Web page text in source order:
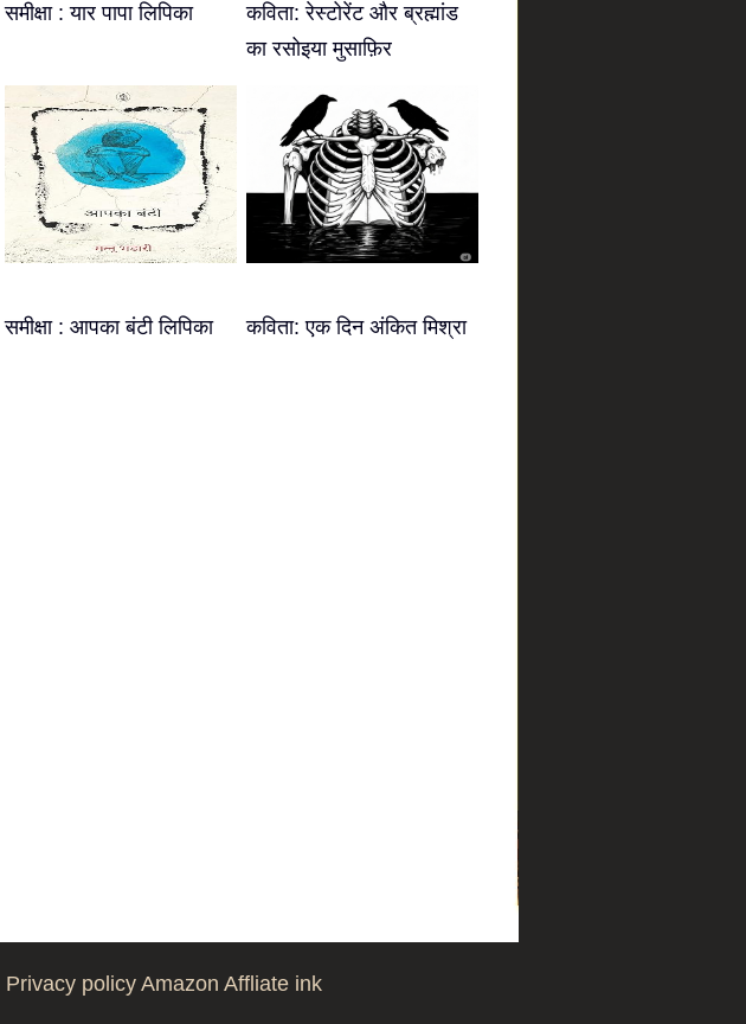
समीक्षा : यार पापा लिपिका
कविता: रेस्टोरेंट और ब्रह्मांड
का रसोइया मुसाफ़िर
समीक्षा : आपका बंटी लिपिका कविता: एक दिन अंकित मिश्रा
Privacy policy Amazon Affliate ink